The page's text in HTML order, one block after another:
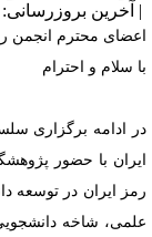
بروزرسانی: ۱۴۰۵/۴/۳ |
محترم انجمن رمز
سلام و احترام
ادامه برگزاری
با حضور
ایران در توسعه
شاخه دانشجویی